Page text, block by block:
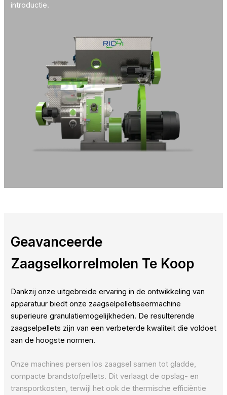
introductie.
Geavanceerde
Zaagselkorrelmolen Te Koop
Dankzij onze uitgebreide ervaring in de ontwikkeling van
apparatuur biedt onze zaagselpelletiseermachine
superieure granulatiemogelijkheden. De resulterende
zaagselpellets zijn van een verbeterde kwaliteit die voldoet
aan de hoogste normen.
Onze machines persen los zaagsel samen tot gladde,
compacte brandstofpellets. Dit verlaagt de opslag- en
transportkosten, terwijl het ook de thermische efficiëntie